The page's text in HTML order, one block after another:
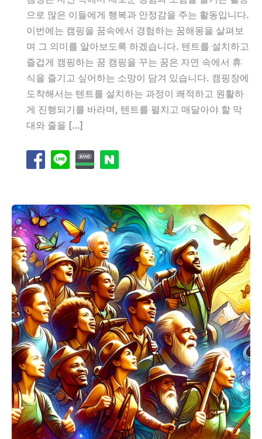
으로 많은 이들에게 행복과 안정감을 주는 활동입니다.
이번에는 캠핑을 꿈속에서 경험하는 꿈해몽을 살펴보
며 그 의미를 알아보도록 하겠습니다. 텐트를 설치하고
즐겁게 캠핑하는 꿈 캠핑을 꾸는 꿈은 자연 속에서 휴
식을 즐기고 싶어하는 소망이 담겨 있습니다. 캠핑장에
도착해서는 텐트를 설치하는 과정이 쾌적하고 원활하
게 진행되기를 바라며, 텐트를 펼치고 매달아야 할 막
대와 줄을 […]